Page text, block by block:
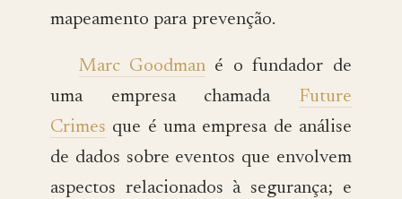
mapeamento para prevenção.
Marc Goodman é o fundador de
uma empresa chamada Future
Crimes que é uma empresa de análise
de dados sobre eventos que envolvem
aspectos relacionados à segurança; e